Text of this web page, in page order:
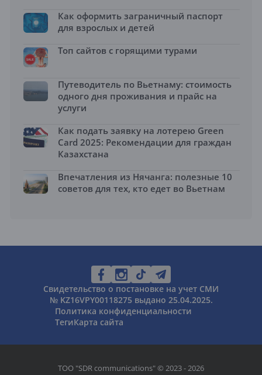
Как оформить заграничный паспорт
для взрослых и детей
Топ сайтов с горящими турами
Путеводитель по Вьетнаму: стоимость
одного дня проживания и прайс на
услуги
Как подать заявку на лотерею Green
Card 2025: Рекомендации для граждан
Казахстана
Впечатления из Нячанга: полезные 10
советов для тех, кто едет во Вьетнам
Свидетельство о постановке на учет СМИ
№ KZ16VPY00118275 выдано 25.04.2025.
Политика конфиденциальности
ТегиКарта сайта
ТОО "SDR communications" © 2023 - 2026